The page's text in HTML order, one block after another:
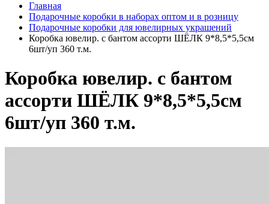
Главная
Подарочные коробки в наборах оптом и в розницу
Подарочные коробки для ювелирных украшений
Коробка ювелир. с бантом ассорти ШЁЛК 9*8,5*5,5см
6шт/уп 360 т.м.
Коробка ювелир. с бантом
ассорти ШЁЛК 9*8,5*5,5см
6шт/уп 360 т.м.